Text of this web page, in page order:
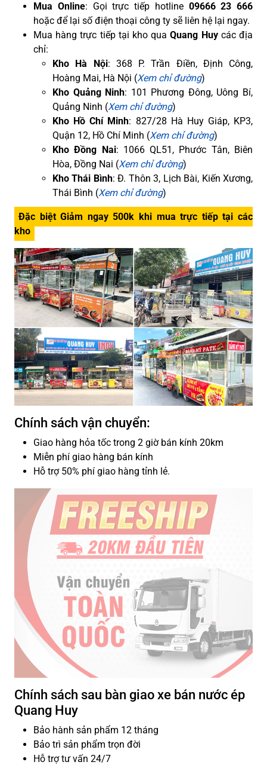
Mua Online: Gọi trực tiếp hotline 09666 23 666
hoặc để lại số điện thoại công ty sẽ liên hệ lại ngay.
Mua hàng trực tiếp tại kho quaQuang Huycác địa
chỉ:
Kho Hà Nội: 368 P. Trần Điền, Định Công,
Hoàng Mai, Hà Nội (Xem chỉ đường)
Kho Quảng Ninh: 101 Phương Đông, Uông Bí,
Quảng Ninh (Xem chỉ đường)
Kho Hồ Chí Minh: 827/28 Hà Huy Giáp, KP3,
Quận 12, Hồ Chí Minh (Xem chỉ đường)
Kho Đồng Nai: 1066 QL51, Phước Tân, Biên
Hòa, Đồng Nai (Xem chỉ đường)
Kho Thái Bình: Đ. Thôn 3, Lịch Bài, Kiến Xương,
Thái Bình (Xem chỉ đường)
Đặc biệt Giảm ngay 500k khi mua trực tiếp tại các
kho
Chính sách vận chuyển:
Giao hàng hỏa tốc trong 2 giờ bán kính 20km
Miễn phí giao hàng bán kính
Hỗ trợ 50% phí giao hàng tỉnh lẻ.
Chính sách sau bàn giao xe bán nước ép
Quang Huy
Bảo hành sản phẩm 12 tháng
Bảo trì sản phẩm trọn đời
Hỗ trợ tư vấn 24/7